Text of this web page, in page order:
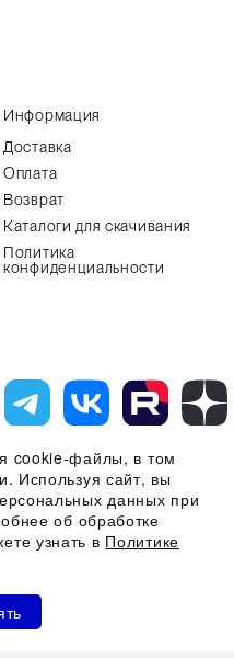
Сравнение
Информация
Доставка
Оплата
Возврат
Каталоги для скачивания
Политика
конфиденциальности
касающаяся технических
товаров, носит
условиях не является
Статьи 437(2)
"Компания Альфа-Лаб" ИНН
cookie-файлы, в том
Используя сайт, вы
данных при
об обработке
узнать в Политике